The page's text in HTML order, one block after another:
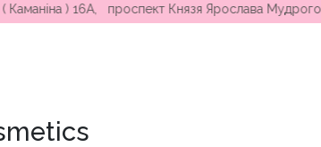
проспект Князя Ярослава Мудрого 25, вул.